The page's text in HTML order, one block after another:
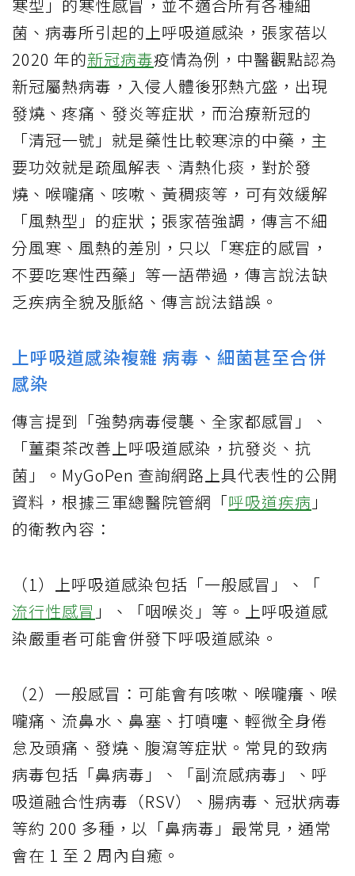
寒型」的寒性感冒，並不適合所有各種細
菌、病毒所引起的上呼吸道感染，張家蓓以
2020 年的新冠病毒疫情為例，中醫觀點認為
新冠屬熱病毒，入侵人體後邪熱亢盛，出現
發燒、疼痛、發炎等症狀，而治療新冠的
「清冠一號」就是藥性比較寒涼的中藥，主
要功效就是疏風解表、清熱化痰，對於發
燒、喉嚨痛、咳嗽、黃稠痰等，可有效緩解
「風熱型」的症狀；張家蓓強調，傳言不細
分風寒、風熱的差別，只以「寒症的感冒，
不要吃寒性西藥」等一語帶過，傳言說法缺
乏疾病全貌及脈絡、傳言說法錯誤。
上呼吸道感染複雜 病毒、細菌甚至合併
感染
傳言提到「強勢病毒侵襲、全家都感冒」、
「薑棗茶改善上呼吸道感染，抗發炎、抗
菌」。MyGoPen 查詢網路上具代表性的公開
資料，根據三軍總醫院管網「呼吸道疾病 」
的衛教內容：
（1）上呼吸道感染包括「一般感冒」、「
流行性感冒 」、「咽喉炎」等。上呼吸道感
染嚴重者可能會併發下呼吸道感染。
（2）一般感冒：可能會有咳嗽、喉嚨癢、喉
嚨痛、流鼻水、鼻塞、打噴嚏、輕微全身倦
怠及頭痛、發燒、腹瀉等症狀。常見的致病
病毒包括「鼻病毒」、「副流感病毒」、呼
吸道融合性病毒（RSV）、腸病毒、冠狀病毒
等約 200 多種，以「鼻病毒」最常見，通常
會在 1 至 2 周內自癒。